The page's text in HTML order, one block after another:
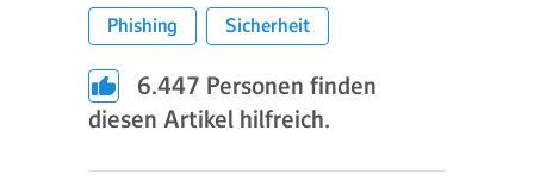
Phishing Sicherheit
6.447 Personen finden
diesen Artikel hilfreich.